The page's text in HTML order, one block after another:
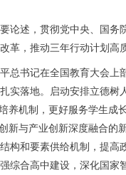
述，贯彻党中央、国务
革，推动三年行动计划高
记在全国教育大会上
落地。启动安排立德
机制，更好服务学生
新与产业创新深度融合
和要素供给机制，提
合高中建设，深化国